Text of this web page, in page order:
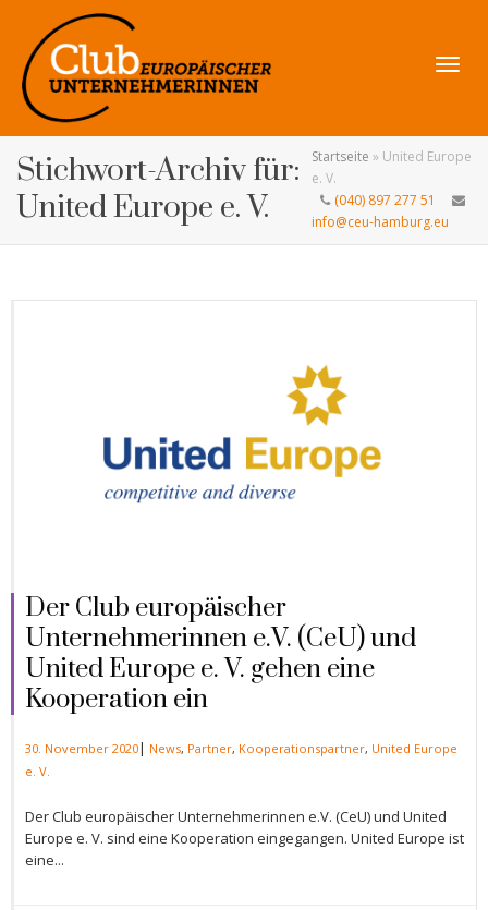
Stichwort-Archiv für:
United Europe e. V.
Startseite » United Europe
e. V.
(040) 897 277 51
info@ceu-hamburg.eu
Der Club europäischer
Unternehmerinnen e.V. (CeU) und
United Europe e. V. gehen eine
Kooperation ein
30. November 2020| News, Partner, Kooperationspartner, United Europe
e. V.
Der Club europäischer Unternehmerinnen e.V. (CeU) und United
Europe e. V. sind eine Kooperation eingegangen. United Europe ist
eine...